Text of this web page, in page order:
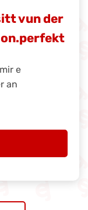
vun der
e
an